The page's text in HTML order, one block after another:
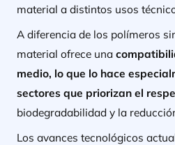
material a distintos usos
A diferencia de los polímeros
material ofrece una
medio, lo que lo hace
sectores que priorizan el
biodegradabilidad y la
Los avances tecnológicos